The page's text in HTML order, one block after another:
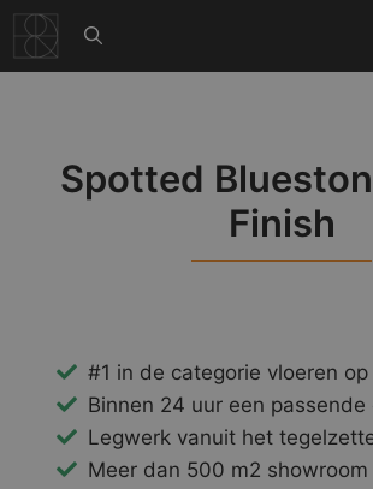
naar
de
Spotted
Finish
#1 in de categorie vloeren
Binnen 24 uur een
Legwerk vanuit het
Meer dan 500 m2 showroom